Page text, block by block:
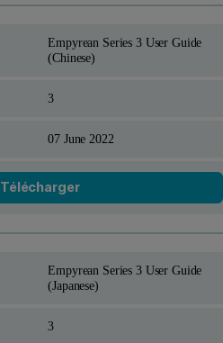
Empyrean Series 3 User Guide
(Chinese)
3
07 June 2022
Télécharger
Empyrean Series 3 User Guide
(Japanese)
3